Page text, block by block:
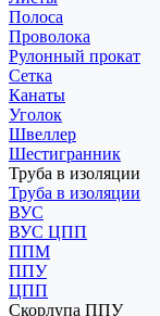
Полоса
Проволока
Рулонный прокат
Сетка
Канаты
Уголок
Швеллер
Шестигранник
Труба в изоляции
Труба в изоляции
ВУС
ВУС ЦПП
ППМ
ППУ
ЦПП
Скорлупа ППУ